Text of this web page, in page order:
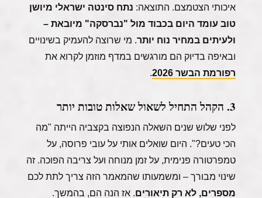
איכותי הצטמצם. התוצאה: נתח סינטה ישראלי מיושן
טוב עומד היום בכבוד מול "נברסקה" מיובאת –
ולעיתים במחיר נוח יותר . מי שרוצה להעמיק בשינויים
ובאיפה בדיוק הם מורגשים במדף מוזמן לקרוא את
רפורמת הבשר 2026
3. הקהל התחיל לשאול שאלות טובות יותר
לפני שלוש שנים השאלה הנפוצה בקצביה הייתה "מה
הכי טעים?". היום שואלים אותי על עובי פרוסה, על
טמפרטורה פנימית, על זמן מנוחה ועל צריבה הפוכה. זה
שינוי מבורך – ומשמעותו שהמאמר הזה צריך לתת לכם
מספרים, לא רק תיאורים . אז הנה הם, בהמשך.